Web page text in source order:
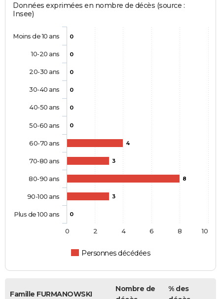
Données exprimées en nombre de décès (source :
Insee)
0
0
0
0
0
0
4
3
8
3
0
Personnes décédées
Moins de 10 ans
10-20 ans
20-30 ans
30-40 ans
40-50 ans
50-60 ans
60-70 ans
70-80 ans
80-90 ans
90-100 ans
Plus de 100 ans
0 2 4 6 8 10
Famille FURMANOWSKI
Nombre de
% des